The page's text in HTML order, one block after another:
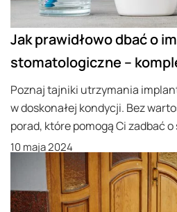
Jak prawidłowo dbać o
stomatologiczne –
Poznaj tajniki utrzymania
w doskonałej kondycji. Bez
porad, które pomogą Ci zadbać
10 maja 2024